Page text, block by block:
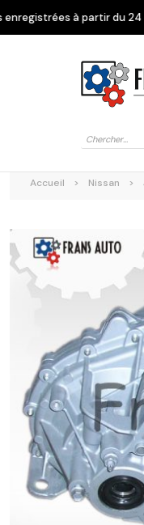
24 juillet seront livrées
Recherche
produits
Alfa
Accueil > Nissan >